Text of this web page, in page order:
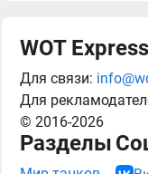
WOT Express
Для связи:
Для
© 2016-2026
Разделы